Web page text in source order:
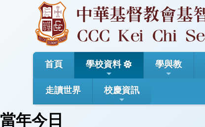
首頁 學校資料 學與教
走讀世界 校慶資訊
當年今日